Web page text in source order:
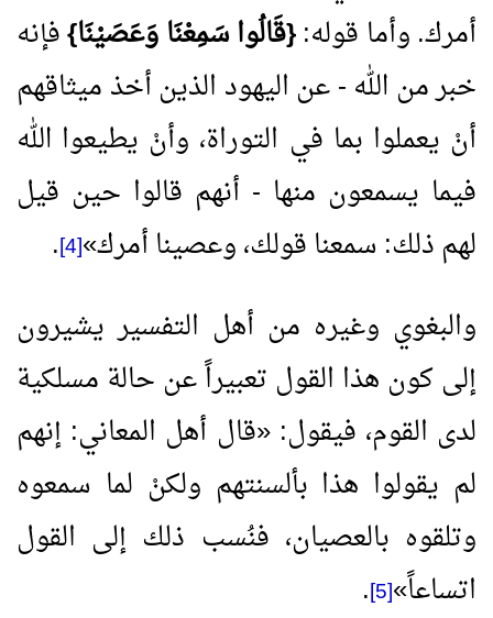
أمرك. وأما قوله:{قَالُوا سَمِعْنَا وَعَصَيْنَا}فإنه
خبر من الله - عن اليهود الذين أخذ ميثاقهم
أنْ يعملوا بما في التوراة، وأنْ يطيعوا الله
فيما يسمعون منها - أنهم قالوا حين قيل
لهم ذلك: سمعنا قولك، وعصينا أمرك»
[4]
.
والبغوي وغيره من أهل التفسير يشيرون
إلى كون هذا القول تعبيراً عن حالة مسلكية
لدى القوم، فيقول:«قال أهل المعاني: إنهم
لم يقولوا هذا بألسنتهم ولكنْ لما سمعوه
وتلقوه بالعصيان، فنُسب ذلك إلى القول
اتساعاً»
[5]
.